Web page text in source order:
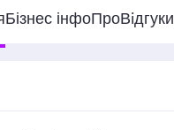
Бізнес інфоПроВiдгуки